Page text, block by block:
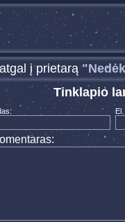
į prietarą
Tinklapio